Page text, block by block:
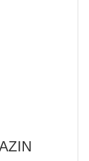
telefon